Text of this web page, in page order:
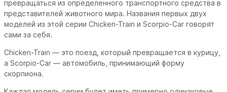
превращаться из определенного транспортного средства в
представителей животного мира. Названия первых двух
моделей из этой серии Chicken-Train и Scorpio-Car говорят
сами за себя.
Chicken-Train — это поезд, который превращается в курицу,
а Scorpio-Car — автомобиль, принимающий форму
скорпиона.